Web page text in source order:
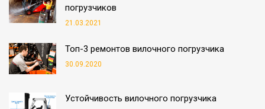
погрузчиков
21.03.2021
Топ-3 ремонтов вилочного погрузчика
30.09.2020
Устойчивость вилочного погрузчика